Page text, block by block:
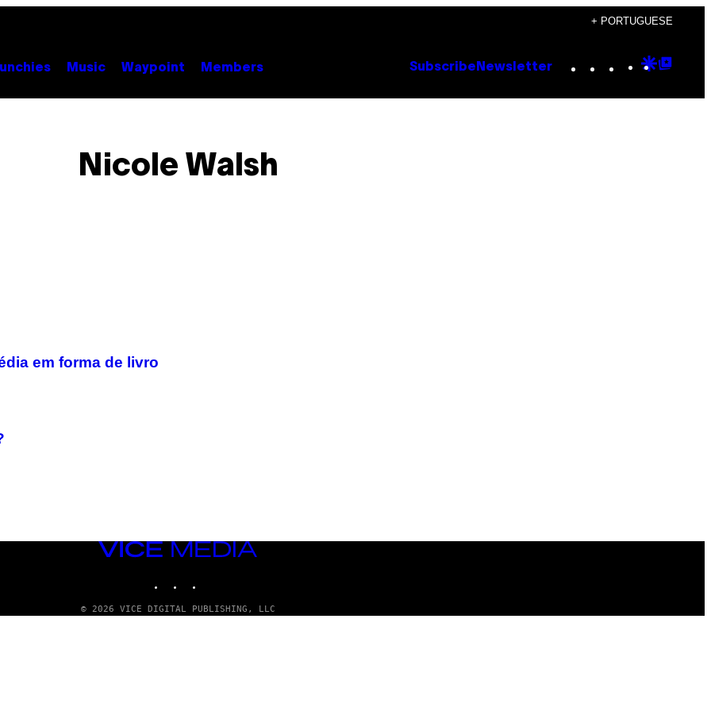
+ PORTUGUESE
Music Waypoint Members Subscribe Newsletter Instagram
TikTok
YouTube
Google
Nicole Walsh
em forma de livro
VICE
© 2026 VICE DIGITAL PUBLISHING, LLC